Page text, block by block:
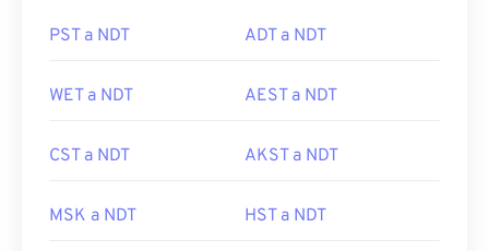
PST a NDT ADT a NDT
WET a NDT AEST a NDT
CST a NDT AKST a NDT
MSK a NDT HST a NDT